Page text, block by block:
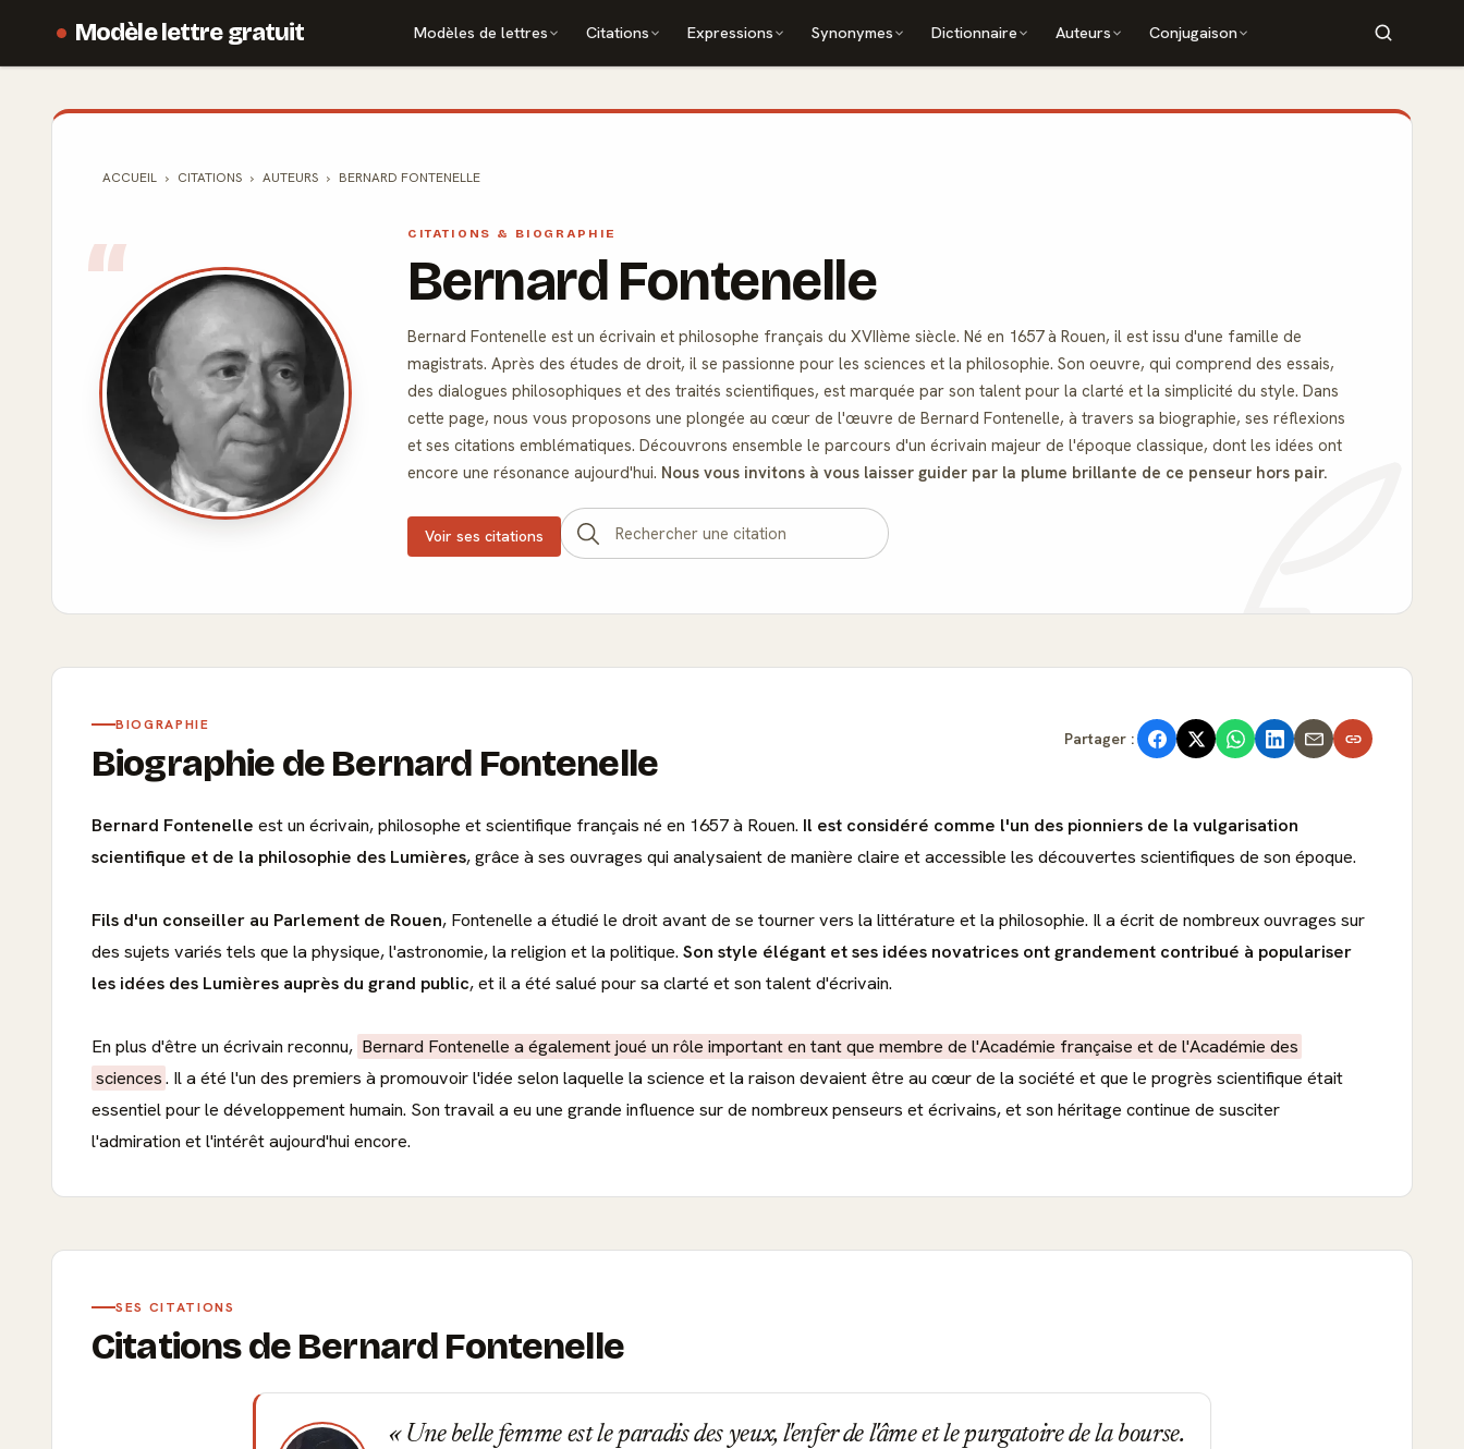
Modèle lettre gratuit Modèles de lettres Citations Expressions Synonymes Dictionnaire Auteurs Conjugaison
ACCUEIL CITATIONS AUTEURS BERNARD FONTENELLE
CITATIONS & BIOGRAPHIE
Bernard Fontenelle
Bernard Fontenelle est un écrivain et philosophe français du XVIIème siècle. Né en 1657 à Rouen, il est issu d'une famille de
magistrats. Après des études de droit, il se passionne pour les sciences et la philosophie. Son oeuvre, qui comprend des essais,
des dialogues philosophiques et des traités scientifiques, est marquée par son talent pour la clarté et la simplicité du style. Dans
cette page, nous vous proposons une plongée au cœur de l'œuvre de Bernard Fontenelle, à travers sa biographie, ses réflexions
et ses citations emblématiques. Découvrons ensemble le parcours d'un écrivain majeur de l'époque classique, dont les idées ont
encore une résonance aujourd'hui. Nous vous invitons à vous laisser guider par la plume brillante de ce penseur hors pair.
Voir ses citations
BIOGRAPHIE
Biographie de Bernard Fontenelle
Partager :
Bernard Fontenelle est un écrivain, philosophe et scientifique français né en 1657 à Rouen. Il est considéré comme l'un des pionniers de la vulgarisation
scientifique et de la philosophie des Lumières, grâce à ses ouvrages qui analysaient de manière claire et accessible les découvertes scientifiques de son époque.
Fils d'un conseiller au Parlement de Rouen, Fontenelle a étudié le droit avant de se tourner vers la littérature et la philosophie. Il a écrit de nombreux ouvrages sur
des sujets variés tels que la physique, l'astronomie, la religion et la politique. Son style élégant et ses idées novatrices ont grandement contribué à populariser
les idées des Lumières auprès du grand public, et il a été salué pour sa clarté et son talent d'écrivain.
En plus d'être un écrivain reconnu, Bernard Fontenelle a également joué un rôle important en tant que membre de l'Académie française et de l'Académie des
sciences. Il a été l'un des premiers à promouvoir l'idée selon laquelle la science et la raison devaient être au cœur de la société et que le progrès scientifique était
essentiel pour le développement humain. Son travail a eu une grande influence sur de nombreux penseurs et écrivains, et son héritage continue de susciter
l'admiration et l'intérêt aujourd'hui encore.
SES CITATIONS
Citations de Bernard Fontenelle
Une belle femme est le paradis des yeux, l'enfer de l'âme et le purgatoire de la bourse.